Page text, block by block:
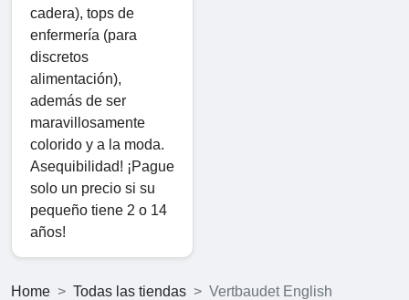
cadera), tops de
enfermería (para
discretos
alimentación),
además de ser
maravillosamente
colorido y a la moda.
Asequibilidad! ¡Pague
solo un precio si su
pequeño tiene 2 o 14
años!
Home Todas las tiendas Vertbaudet English